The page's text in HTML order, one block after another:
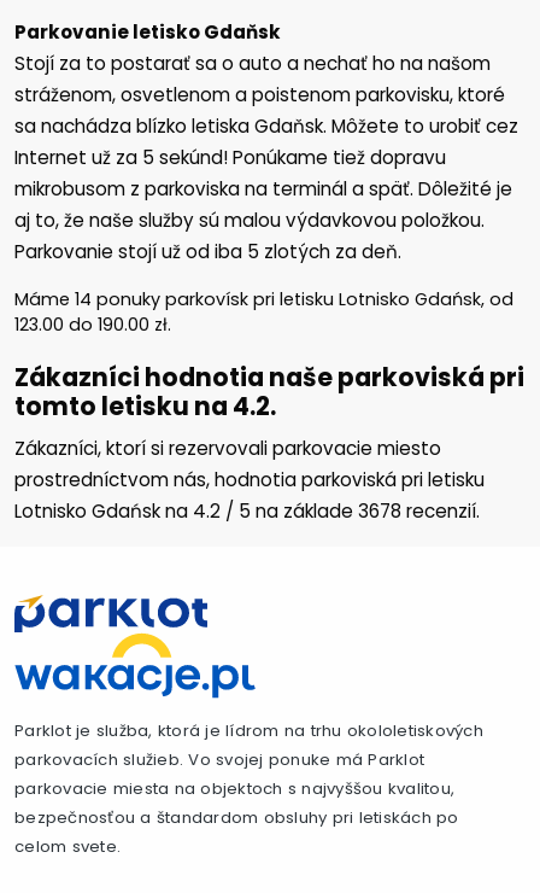
Parkovanie letisko Gdaňsk
Stojí za to postarať sa o auto a nechať ho na našom
stráženom, osvetlenom a poistenom parkovisku, ktoré
sa nachádza blízko letiska Gdaňsk. Môžete to urobiť cez
Internet už za 5 sekúnd! Ponúkame tiež dopravu
mikrobusom z parkoviska na terminál a späť. Dôležité je
aj to, že naše služby sú malou výdavkovou položkou.
Parkovanie stojí už od iba 5 zlotých za deň.
Máme 14 ponuky parkovísk pri letisku Lotnisko Gdańsk, od
123.00 do 190.00 zł.
Zákazníci hodnotia naše parkoviská pri
tomto letisku na 4.2.
Zákazníci, ktorí si rezervovali parkovacie miesto
prostredníctvom nás, hodnotia parkoviská pri letisku
Lotnisko Gdańsk na 4.2 / 5 na základe 3678 recenzií.
Parklot je služba, ktorá je lídrom na trhu okololetiskových
parkovacích služieb. Vo svojej ponuke má Parklot
parkovacie miesta na objektoch s najvyššou kvalitou,
bezpečnosťou a štandardom obsluhy pri letiskách po
celom svete.